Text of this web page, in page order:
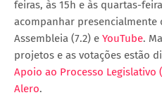
feiras, às 15h e às quartas-
acompanhar presencialmente
Assembleia (7.2) e YouTube.
projetos e as votações estão
Apoio ao Processo Legislativo
Alero.